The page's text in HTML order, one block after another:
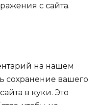
с сайта.
на нашем
сохранение вашего
в куки. Это